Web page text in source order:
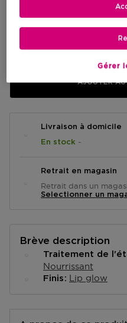
AJOUTER AU
Livraison à domicile
En stock -
Retrait en magasin
Retrait dans un
Selectionner un
Brève description
Traitement de
Nourrissant
Finis Lip glow
Gérer